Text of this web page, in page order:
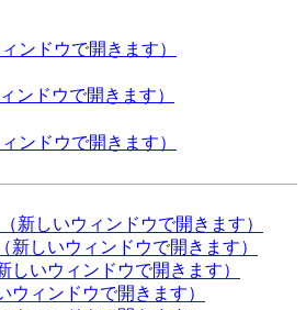
ンドウで開きます）
ンドウで開きます）
ンドウで開きます）
（新しいウィンドウで開きます）
（新しいウィンドウで開きます）
しいウィンドウで開きます）
ウィンドウで開きます）